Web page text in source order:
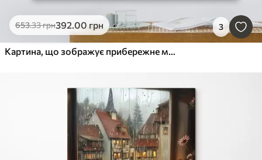
653.33грн392.00 грн 3
Картина, що зображує прибережне містечко